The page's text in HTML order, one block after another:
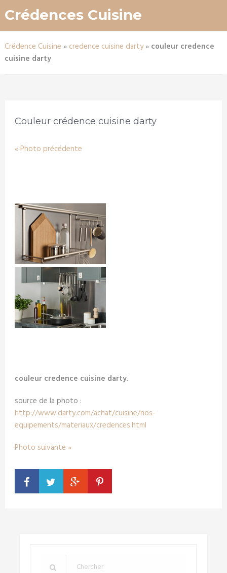
Crédences Cuisine
Crédence Cuisine » credence cuisine darty» couleur credence
cuisine darty
Couleur crédence cuisine darty
« Photo précédente
couleur credence cuisine darty.
source de la photo :
http://www.darty.com/achat/cuisine/nos-
equipements/materiaux/credences.html
Photo suivante »